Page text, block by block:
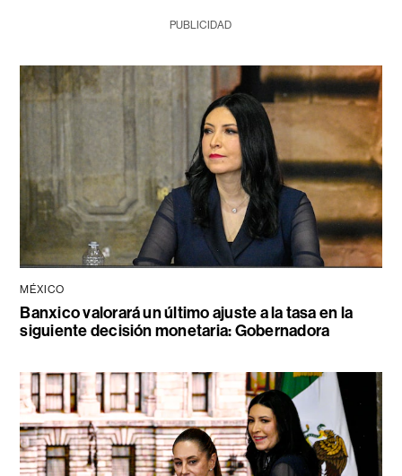
PUBLICIDAD
MÉXICO
Banxico valorará un último ajuste a la tasa en la
siguiente decisión monetaria: Gobernadora